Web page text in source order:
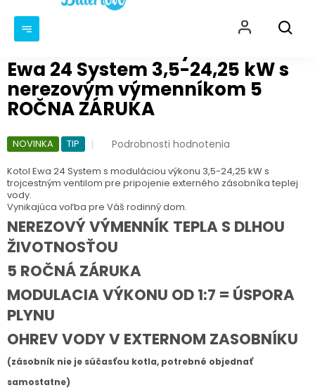
obsah
Kotol kondenzačný Warmhaus
Ewa 24 System 3,5-24,25 kW s
nerezovým výmenníkom 5
ROČNA ZÁRUKA
NOVINKA TIP
Priemerné
produktu
je
z
5
hviezdičiek.
Podrobnosti hodnotenia
Kotol Ewa 24 System s moduláciou výkonu 3,5-24,25 kW s
trojcestným ventilom pre pripojenie externého zásobníka teplej
vody.
Vynikajúca voľba pre Váš rodinný dom.
NEREZOVÝ VÝMENNÍK TEPLA S DLHOU
ŽIVOTNOSŤOU
5 ROČNÁ ZÁRUKA
MODULACIA VÝKONU OD 1:7 = ÚSPORA
PLYNU
OHREV VODY V EXTERNOM ZASOBNÍKU
(zásobník nie je súčasťou kotla, potrebné objednať
samostatne)